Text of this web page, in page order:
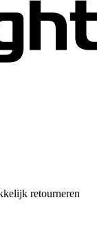
retourneren